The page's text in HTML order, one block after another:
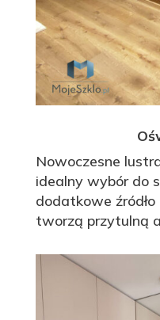
Nowoczesne
idealny wybór do
dodatkowe
tworzą przytulną